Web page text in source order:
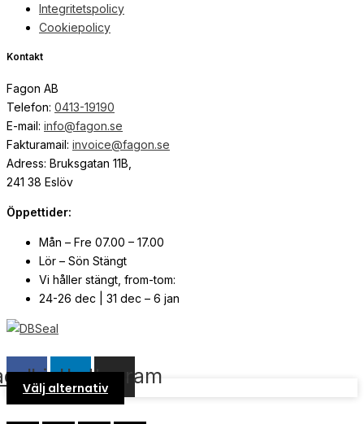
Integritetspolicy
Cookiepolicy
Kontakt
Fagon AB
Telefon: 0413-19190
E-mail: info@fagon.se
Fakturamail: invoice@fagon.se
Adress: Bruksgatan 11B,
241 38 Eslöv
Öppettider:
Mån – Fre 07.00 – 17.00
Lör – Sön Stängt
Vi håller stängt, from-tom:
24-26 dec | 31 dec – 6 jan
Linkedin
Instagram
Välj alternativ